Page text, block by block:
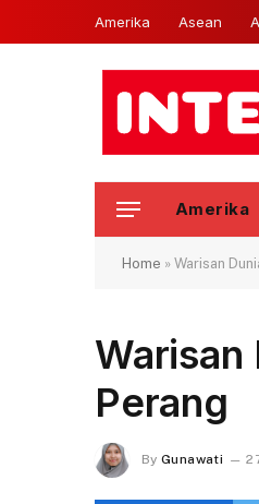
Amerika Asean
Amerika
Home » Warisan
Warisan
Perang
By Gunawati